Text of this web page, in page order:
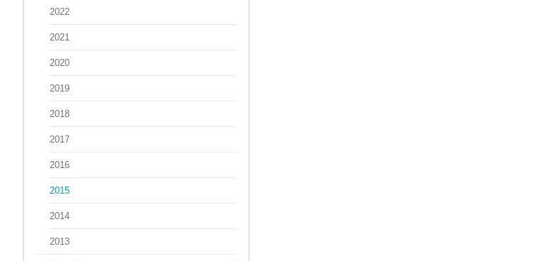
2022
2021
2020
2019
2018
2017
2016
2015
2014
2013